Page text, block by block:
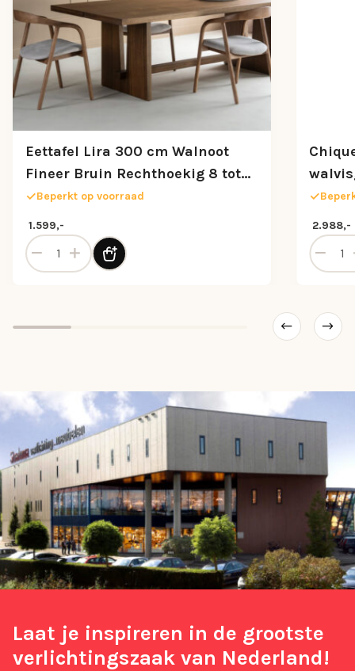
Eettafel Lira 300 cm Walnoot
Fineer Bruin Rechthoekig 8 tot
10 Personen
Beperkt op voorraad
1.599,-
Eettafel Lira 300 cm Walnoot Fineer Bruin Rechthoekig 8
2.988,-
Chique
Laat je inspireren in de grootste
verlichtingszaak van Nederland!